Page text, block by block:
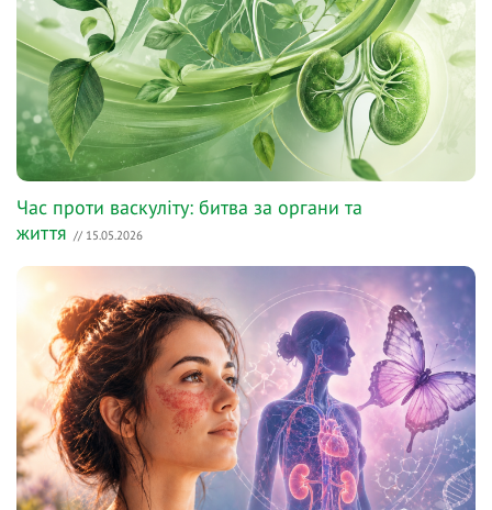
Час проти васкуліту: битва за органи та
життя // 15.05.2026